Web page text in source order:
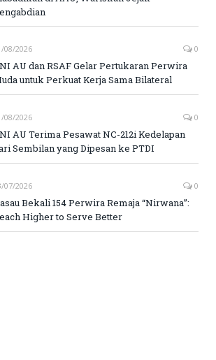
08/2026 0
AU dan RSAF Gelar Pertukaran Perwira
untuk Perkuat Kerja Sama Bilateral
08/2026 0
AU Terima Pesawat NC-212i Kedelapan
Sembilan yang Dipesan ke PTDI
07/2026 0
Bekali 154 Perwira Remaja “Nirwana”:
Higher to Serve Better